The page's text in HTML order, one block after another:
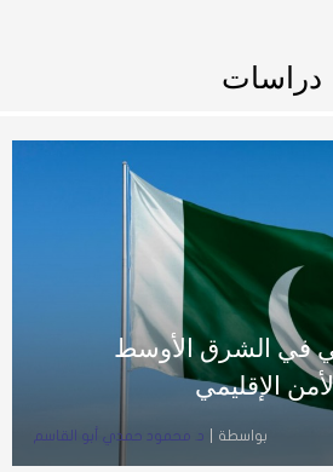
دراسات
في الشرق الأوسط
الإقليمي
بواسطة د. محمود حمدي أبو القاسم